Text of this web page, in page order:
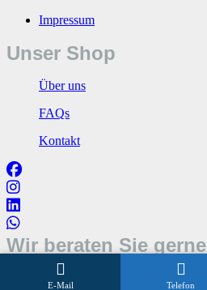
Impressum
Unser Shop
Über uns
FAQs
Kontakt
Wir beraten Sie gerne
Öffnungszeiten
E-Mail Telefon